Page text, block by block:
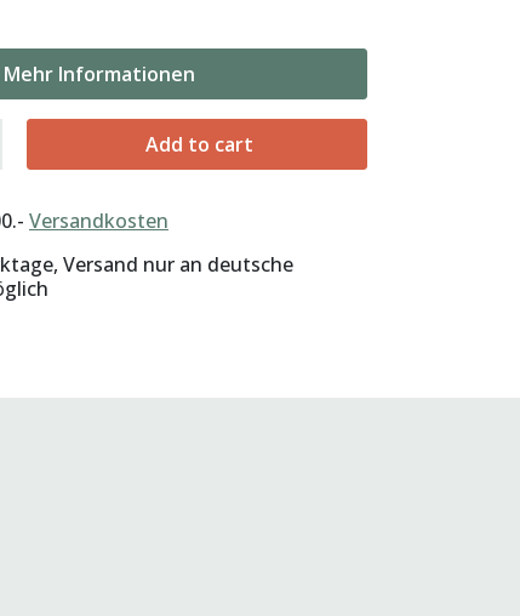
Mehr Informationen
Add to cart
Versandkosten
Versand nur an deutsche